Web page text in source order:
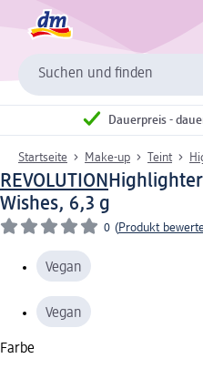
Suchen und finden
Dauerpreis -
Startseite Make-up Teint
REVOLUTION
Wishes, 6,3 g
0 (Produkt
Vegan
Vegan
Farbe